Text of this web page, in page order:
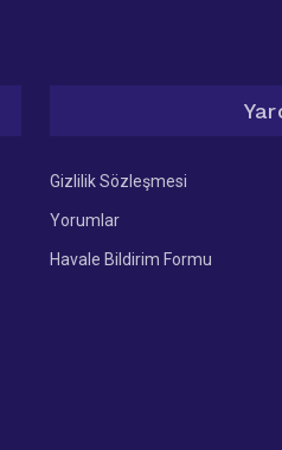
Gizlilik Sözleşmesi
Yorumlar
Havale Bildirim Formu